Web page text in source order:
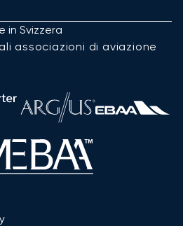
in Svizzera
associazioni di aviazione